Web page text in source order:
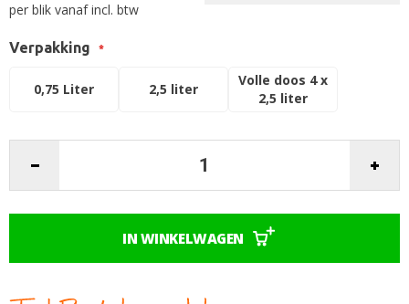
per blik vanaf incl. btw
Verpakking
0,75 Liter 2,5 liter
Volle doos 4 x
2,5 liter
IN WINKELWAGEN